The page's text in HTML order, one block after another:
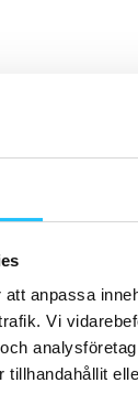
anpassa
Vi
tillhandahållit